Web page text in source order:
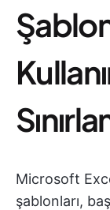
Microsoft
şablonları,